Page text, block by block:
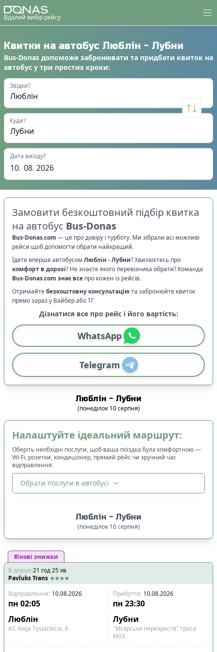
Вдалий вибір рейсу
Квитки на автобус Люблін - Лубни
Bus-Donas допоможе забронювати та придбати квиток на
автобус у три простих кроки:
Звідки?
Куди?
Дата виїзду?
10. 08. 2026
Замовити безкоштовний підбір квитка
на автобус Bus-Donas
Bus-Donas.com — це про довіру і турботу. Ми зібрали всі можливі
рейси щоб допомогти обрати найкращий.
Їдете вперше автобусом Люблін -Лубни? Хвилюєтесь про
комфорт в дорозі? Не знаєте якого перевізника обрати? Команда
Bus-Donas.com знає все про кожен із рейсів.
Отримайтебезкоштовну консультацію та забронюйте квиток
прямо зараз у Вайбер або ТГ
Дізнатися все про рейс і його вартість:
WhatsApp
Telegram
Люблін - Лубни
(понеділок 10 серпня)
Налаштуйте ідеальний маршрут:
Оберіть необхідні послуги, щоб ваша поїздка була комфортною —
Wi-Fi, розетки, кондиціонер, прямий рейс чи зручний час
відправлення.
Обрати послуги в автобусі
Спочатку дешевші
Час відправлення
Спочатку ранні
Спочатку вечірні
Час прибуття
Спочатку ранні
Спочатку вечірні
Тривалість подорожі:
Люблін - Лубни
(понеділок 10 серпня)
Вікові знижки
В дорозі:21 год25хв
Pavluks Trans
Відправлення: 10.08.2026 Прибуття: 10.08.2026
пн 02:05 пн 23:30
Люблін
Лубни
АС Aleja Tysiaclecia, 6
"Мгарське перехрестя" траса
М03